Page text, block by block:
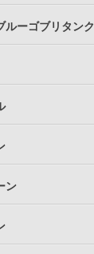
ルーゴブリタンク
ン